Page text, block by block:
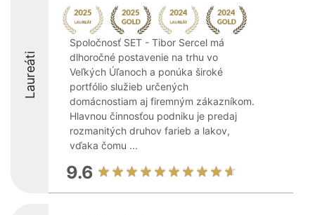
Laureáti
Spoločnosť SET - Tibor Sercel má
dlhoročné postavenie na trhu vo
Veľkých Úľanoch a ponúka široké
portfólio služieb určených
domácnostiam aj firemným zákazníkom.
Hlavnou činnosťou podniku je predaj
rozmanitých druhov farieb a lakov,
vďaka čomu ...
9.6